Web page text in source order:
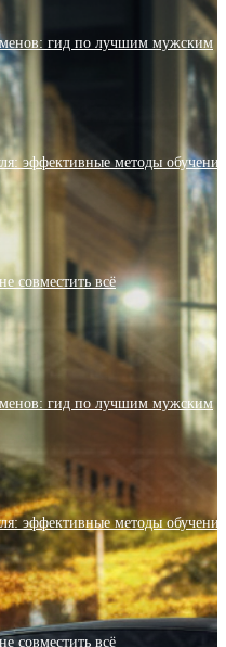
гид по лучшим мужским
эффективные методы
совместить всё
гид по лучшим мужским
эффективные методы
совместить всё